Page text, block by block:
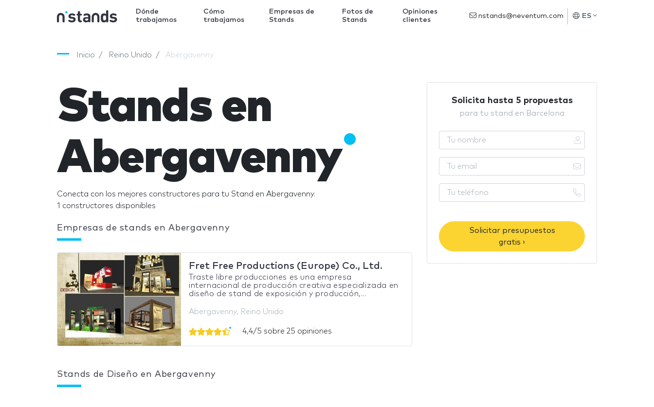
Dónde
trabajamos
Cómo
trabajamos
Empresas de
Stands
Fotos de
Stands
Opiniones
clientes
nstands@neventum.com ES
Inicio Reino Unido Abergavenny
Stands en
Abergavenny
Conecta con los mejores constructores para tu Stand en Abergavenny.
1 constructores disponibles
Empresas de stands en Abergavenny
Fret Free Productions (Europe) Co., Ltd.
Traste libre producciones es una empresa
internacional de producción creativa especializada en
diseño de stand de exposición y producción,...
Abergavenny, Reino Unido
4,4/5 sobre 25 opiniones
Solicita hasta 5 propuestas
para tu stand en Barcelona
Solicitar presupuestos
gratis ›
Stands de Diseño en Abergavenny